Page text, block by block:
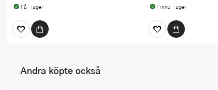
Få i lager Finns i lager
Andra köpte också